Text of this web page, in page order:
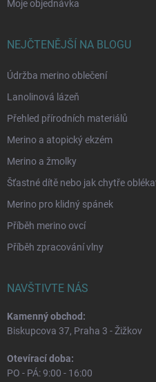
Moje objednávka
NEJČTENĚJŠÍ NA BLOGU
Údržba merino oblečení
Lanolinová lázeň
Přehled přírodních materiálů
Merino a atopický ekzém
Merino a žmolky
Šťastné dítě nebo jak chytře
Merino pro klidný spánek
Příběh merino ovcí
Příběh zpracování vlny
NAVŠTIVTE NÁS
Kamenný obchod:
Biskupcova 37, Praha 3 - Žižkov
Otevírací doba:
PO - PÁ: 9:00 - 16:00